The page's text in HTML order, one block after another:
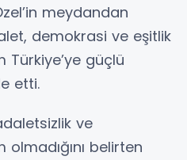
meydandan
demokrasi ve eşitlik
Türkiye’ye güçlü
etti.
ve
belirten